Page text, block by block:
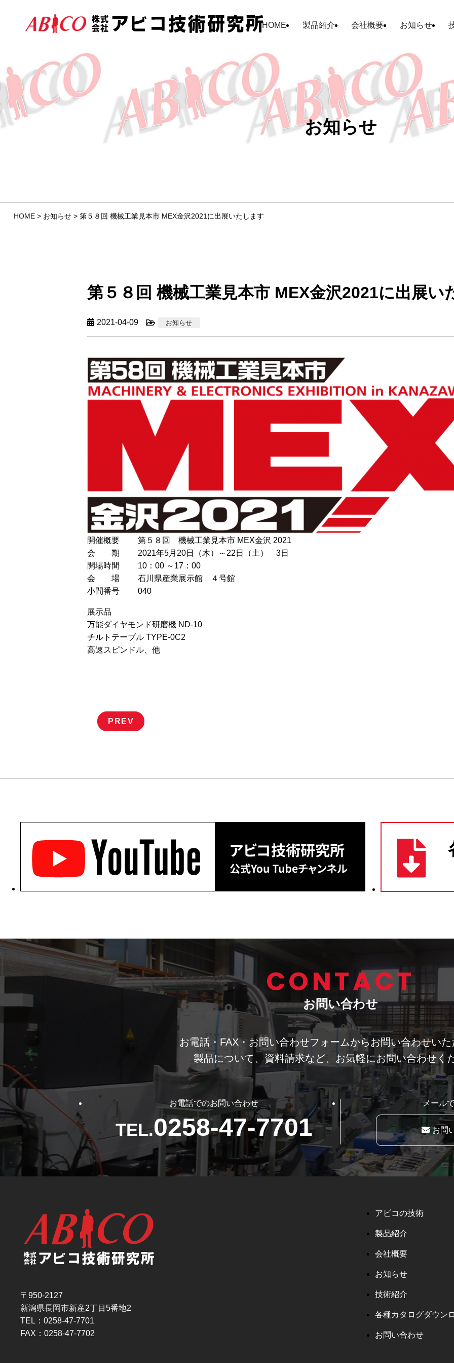
HOME 製品紹介 会社概要 お知らせ
お知らせ
HOME> お知らせ> 第５８回 機械工業見本市 MEX金沢2021に出展いたします
第５８回 機械工業見本市 MEX金沢2021に出展い
2021-04-09 お知らせ
開催概要 第５８回 機械工業見本市 MEX金沢 2021
会 期 2021年5月20日（木）～22日（土） 3日
開場時間 10：00 ～17：00
会 場 石川県産業展示館 ４号館
小間番号 040
展示品
万能ダイヤモンド研磨機 ND-10
チルトテーブル TYPE-0C2
高速スピンドル、他
ン
PREV
CONTACT
お問い合わせ
お電話・FAX・お問い合わせフォームから お問い合わせい
製品について、資料請求など、 お気軽にお問い合わせく
お電話でのお問い合わせ
TEL.0258-47-7701
メール
お問
〒950-2127
新潟県長岡市新産2丁目5番地2
TEL：0258-47-7701
FAX：0258-47-7702
アビコの技術
製品紹介
会社概要
お知らせ
技術紹介
各種カタログダウン
お問い合わせ